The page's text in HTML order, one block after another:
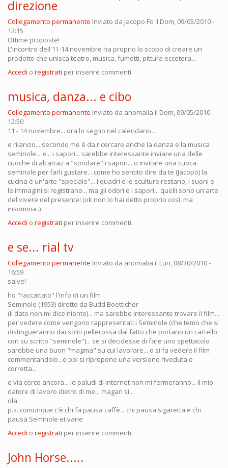
direzione
Collegamento permanente Inviato da Jacopo Fo il Dom, 09/05/2010 -
12:15
Ottime proposte!
L'incontro dell'11-14 novembre ha proprio lo scopo di creare un
prodotto che unisca teatro, musica, fumetti, pittura eccetera...
Accedi o registrati per inserire commenti.
musica, danza... e cibo
Collegamento permanente Inviato da anomalia il Dom, 09/05/2010 -
12:50
11 - 14 novembre... ora lo segno nel calendario...
e rilancio... secondo me è da ricercare anche la danza e la musica
seminole... e... i sapori... sarebbe interessante inviare una delle
cuoche di alcatraz a "sondare" i sapori... o invitare una cuoca
seminole per farli gustare... come ho sentito dire da te (Jacopo) la
cucina è un'arte "speciale"... i quadri e le sculture restano, i suoni e
le immagini si registrano... ma gli odori e i sapori... quelli sono un'arte
del vivere del presente! (ok non lo hai detto proprio così, ma
insomma..)
Accedi o registrati per inserire commenti.
e se... rial tv
Collegamento permanente Inviato da anomalia il Lun, 08/30/2010 -
16:59
salve!
ho "raccattato" l'info di un film
Seminole (1953) diretto da Budd Boetticher
(il dato non mi dice niente)... ma sarebbe interessante trovare il film...
per vedere come vengono rappresentati i Seminole (che temo che si
distingueranno dai soliti pellerossa dal fatto che portano un cartello
con su scritto "seminole")... se si decidesse di fare uno spettacolo
sarebbe una buon "magma" su cui lavorare... o si fa vedere il film
commentandolo...e poi si ripropone una versione riveduta e
corretta...
e via cerco ancora... le paludi di internet non mi fermeranno... il mio
datore di lavoro dietro di me... magari si...
ola
p.s. comunque c'è chi fa pausa caffè... chi pausa sigaretta e chi
pausa Seminole et varie
Accedi o registrati per inserire commenti.
John Horse.....